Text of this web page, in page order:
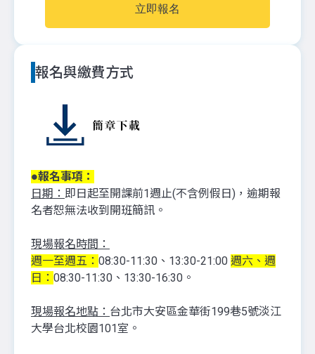
立即報名
報名與繳費方式
●報名事項：
日期： 即日起至開課前1週止(不含例假日)，逾期報
名者恕無法收到開班簡訊。
現場報名時間：
週一至週五： 08:30-11:30、13:30-21:00 週六、週
日： 08:30-11:30、13:30-16:30。
現場報名地點： 台北市大安區金華街199巷5號淡江
大學台北校園101室。